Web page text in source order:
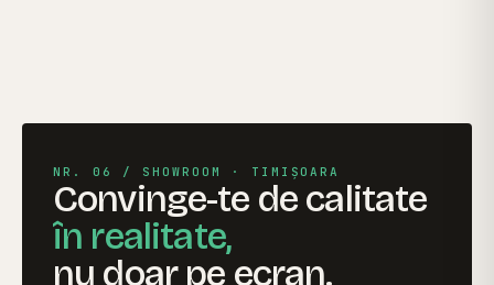
NR. 06 / SHOWROOM · TIMIȘOARA
Convinge-te de calitate
în realitate,
nu doar pe ecran.